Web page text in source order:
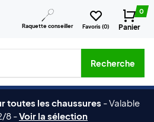
Raquette conseiller Favoris (0)
0
Panier
de marques, etc.
Recherche
toutes les chaussures -Valable
8 -Voir la sélection